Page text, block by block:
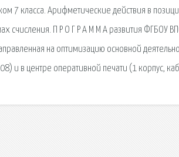
7 класса. Арифметические действия в
счисления. П Р О Г Р А М М А развития ФГБОУ
на оптимизацию основной
и в центре оперативной печати (1 корпус,